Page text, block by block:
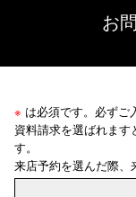
お
※ は必須です。必ずご
資料請求を選ばれます
す。
来店予約を選んだ際、